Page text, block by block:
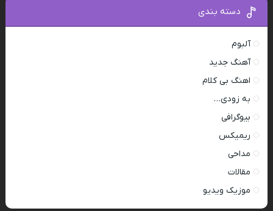
دسته بندی
آلبوم
آهنگ جدید
اهنگ بی کلام
به زودی…
بیوگرافی
ریمیکس
مداحی
مقالات
موزیک ویدیو